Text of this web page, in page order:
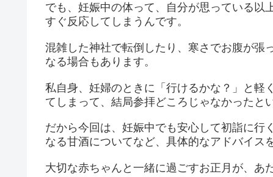
でも、妊娠中の体って、自分が思っている以
すぐ反応してしまうんです。
混雑した神社で転倒したり、寒さでお腹が張
なる場合もあります。
私自身、妊婦のときに「行けるかな？」と軽
てしまって、結局参拝どころじゃなかったと
だから今回は、妊娠中でも安心して初詣に行
なる甘酒についてなど、具体的なアドバイス
大切な赤ちゃんと一緒に過ごすお正月が、あ